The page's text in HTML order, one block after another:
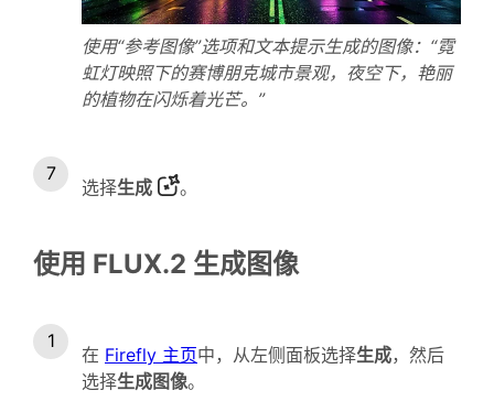
使用“参考图像”选项和文本提示生成的图像：“霓
虹灯映照下的赛博朋克城市景观，夜空下，艳丽
的植物在闪烁着光芒。”
选择生成 。
使用 FLUX.2 生成图像
在 Firefly 主页中，从左侧面板选择生成，然后
选择生成图像。